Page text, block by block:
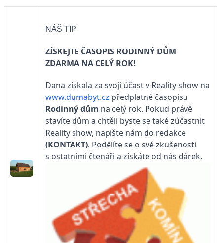
NÁŠ TIP
ZÍSKEJTE ČASOPIS RODINNÝ DŮM
ZDARMA NA CELÝ ROK!
Dana získala za svoji účast v Reality show na
www.dumabyt.cz předplatné časopisu
Rodinný dům na celý rok. Pokud právě
stavíte dům a chtěli byste se také zúčastnit
Reality show, napište nám do redakce
(KONTAKT). Podělíte se o své zkušenosti
s ostatními čtenáři a získáte od nás dárek.